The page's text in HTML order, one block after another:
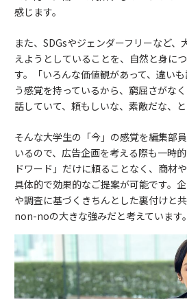
感じます。
また、SDGsやジェンダーフリーなど、
えようとしていることを、自然と身に
す。「いろんな価値観があって、違い
う感覚を持っているから、窮屈さがな
話していて、頼もしいな、素敵だな、と
そんな大学生の「今」の感覚を編集部
いるので、広告企画を考える際も一時
ドワード」だけに頼ることなく、商材
具体的で効果的なご提案が可能です。
や調査に基づくきちんとした裏付けと
non-noの大きな強みだと考えています。